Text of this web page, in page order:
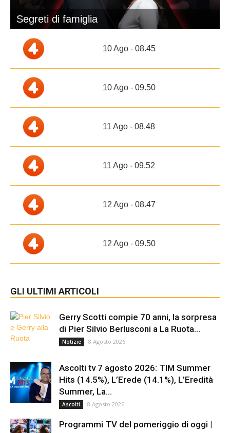
Segreti di famiglia
10 Ago - 08.45
10 Ago - 09.50
11 Ago - 08.48
11 Ago - 09.52
12 Ago - 08.47
12 Ago - 09.50
GLI ULTIMI ARTICOLI
Gerry Scotti compie 70 anni, la sorpresa
di Pier Silvio Berlusconi a La Ruota...
Notizie 8 Agosto 2026
Ascolti tv 7 agosto 2026: TIM Summer
Hits (14.5%), L’Erede (14.1%), L’Eredità
Summer, La...
Ascolti 8 Agosto 2026
Programmi TV del pomeriggio di oggi |